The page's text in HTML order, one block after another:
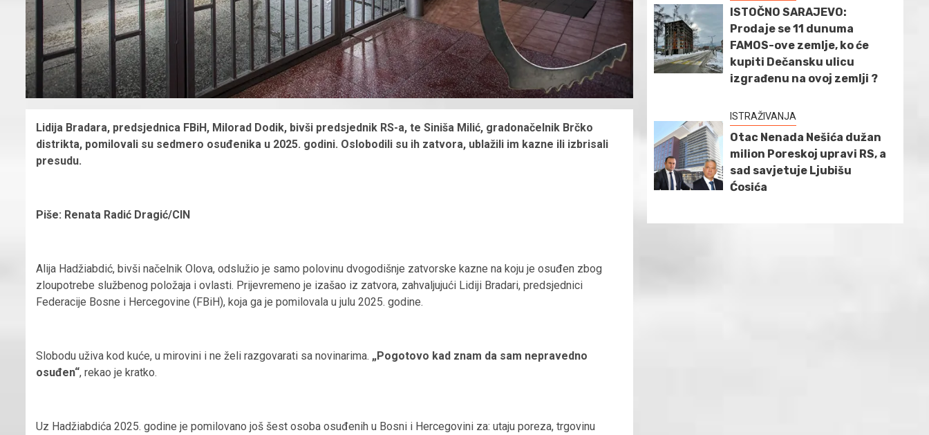
Lidija Bradara, predsjednica FBiH, Milorad Dodik, bivši predsjednik RS-a, te Siniša Milić, gradonačelnik Brčko
distrikta, pomilovali su sedmero osuđenika u 2025. godini. Oslobodili su ih zatvora, ublažili im kazne ili izbrisali
presudu.
Piše: Renata Radić Dragić/CIN
Alija Hadžiabdić, bivši načelnik Olova, odslužio je samo polovinu dvogodišnje zatvorske kazne na koju je osuđen zbog
zloupotrebe službenog položaja i ovlasti. Prijevremeno je izašao iz zatvora, zahvaljujući Lidiji Bradari, predsjednici
Federacije Bosne i Hercegovine (FBiH), koja ga je pomilovala u julu 2025. godine.
Slobodu uživa kod kuće, u mirovini i ne želi razgovarati sa novinarima. „Pogotovo kad znam da sam nepravedno
osuđen“, rekao je kratko.
Uz Hadžiabdića 2025. godine je pomilovano još šest osoba osuđenih u Bosni i Hercegovini za: utaju poreza, trgovinu
ISTOČNO SARAJEVO:
Prodaje se 11 dunuma
FAMOS-ove zemlje, ko će
kupiti Dečansku ulicu
izgrađenu na ovoj zemlji ?
ISTRAŽIVANJA
Otac Nenada Nešića dužan
milion Poreskoj upravi RS, a
sad savjetuje Ljubišu
Ćosića